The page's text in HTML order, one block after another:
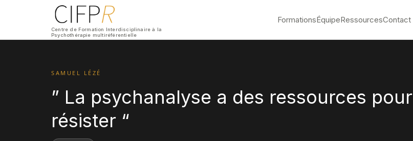
Centre de Formation Interdisciplinaire à la
Psychothérapie multiréférentielle
FormationsÉquipeRessourcesContact
SAMUEL LÉZÉ
” La psychanalyse a des ressources pour
résister “